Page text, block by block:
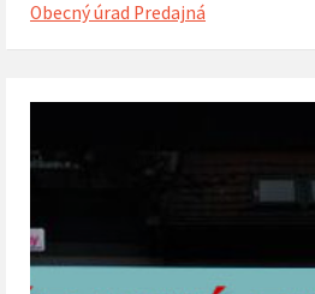
Obecný úrad Predajná